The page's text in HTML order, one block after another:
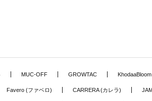
MUC-OFF GROWTAC
Favero (ファベロ) CARRERA (カレラ)